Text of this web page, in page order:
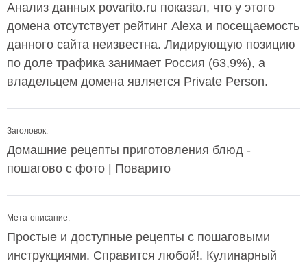
Анализ данных povarito.ru показал, что у этого
домена отсутствует рейтинг Alexa и посещаемость
данного сайта неизвестна. Лидирующую позицию
по доле трафика занимает Россия (63,9%), а
владельцем домена является Private Person.
Заголовок:
Домашние рецепты приготовления блюд -
пошагово с фото | Поварито
Мета-описание:
Простые и доступные рецепты с пошаговыми
инструкциями. Справится любой!. Кулинарный